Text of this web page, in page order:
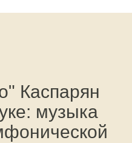
Каспарян
музыка